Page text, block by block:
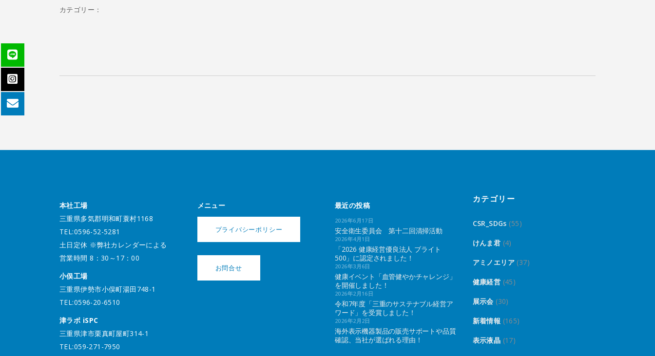
カテゴリー：
本社工場
三重県多気郡明和町蓑村1168
TEL:0596-52-5281
土日定休 ※弊社カレンダーによる
営業時間 8：30～17：00
小俣工場
三重県伊勢市小俣町湯田748-1
TEL:0596-20-6510
津ラボ iSPC
三重県津市栗真町屋町314-1
TEL:059-271-7950
メニュー
プライバシーポリシー
お問合せ
最近の投稿
2026年6月17日
安全衛生委員会 第十二回清掃活動
2026年4月1日
「2026 健康経営優良法人 ブライト
500」に認定されました！
2026年3月6日
健康イベント「血管健やかチャレンジ」
を開催しました！
2026年2月16日
令和7年度「三重のサステナブル経営ア
ワード」を受賞しました！
2026年2月2日
海外表示機器製品の販売サポートや品質
確認、当社が選ばれる理由！
カテゴリー
CSR_SDGs (55)
けんま君 (4)
アミノエリア (37)
健康経営 (45)
展示会 (30)
新着情報 (165)
表示液晶 (17)